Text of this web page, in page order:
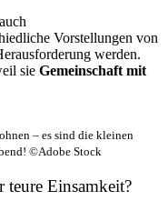
Vorstellungen von
werden.
sie Gemeinschaft mit
– es sind die kleinen
©Adobe Stock
Einsamkeit?